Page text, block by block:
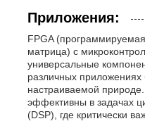
Приложения:
FPGA
матрица) с
универсальные
различных приложениях
настраиваемой
эффективны в задачах
(DSP), где критически